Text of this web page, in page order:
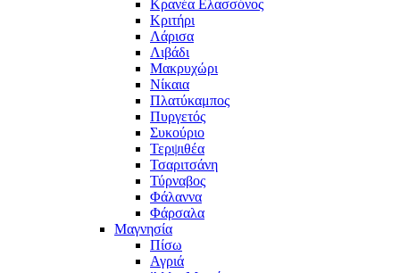
Κρανέα Ελασσόνος
Κριτήρι
Λάρισα
Λιβάδι
Μακρυχώρι
Νίκαια
Πλατύκαμπος
Πυργετός
Συκούριο
Τερψιθέα
Τσαριτσάνη
Τύρναβος
Φάλαννα
Φάρσαλα
Μαγνησία
Πίσω
Αγριά